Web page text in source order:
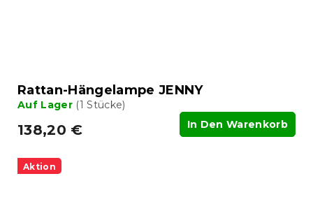
Rattan-Hängelampe JENNY
Auf Lager (1 Stücke)
138,20 € In Den Warenkorb
Aktion